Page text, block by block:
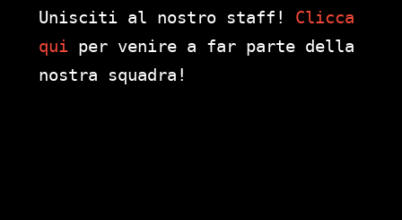
Unisciti al nostro staff! Clicca
qui per venire a far parte della
nostra squadra!